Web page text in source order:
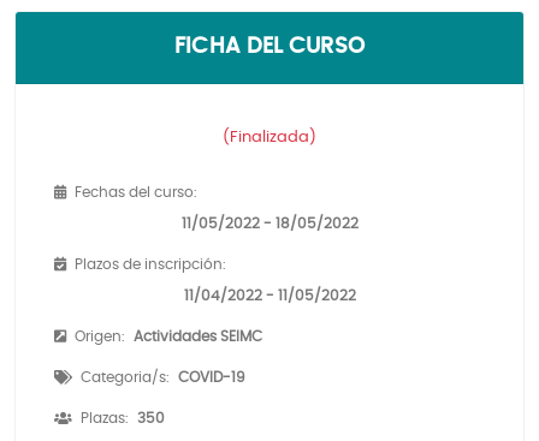
FICHA DEL CURSO
(Finalizada)
Fechas del curso:
11/05/2022 - 18/05/2022
Plazos de inscripción:
11/04/2022 - 11/05/2022
Origen: Actividades SEIMC
Categoria/s: COVID-19
Plazas: 350